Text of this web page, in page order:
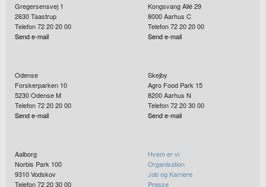
Gregersensvej 1
2630Taastrup
Telefon 72 20 20 00
Send e-mail
Kongsvang Allé 29
8000Aarhus C
Telefon 72 20 20 00
Send e-mail
Odense
Forskerparken 10
5230Odense M
Telefon 72 20 20 00
Send e-mail
Skejby
Agro Food Park 15
8200Aarhus N
Telefon 72 20 30 00
Send e-mail
Aalborg
Norbis Park 100
9310Vodskov
Telefon 72 20 30 00
Hvem er vi
Organisation
Job og Karriere
Presse